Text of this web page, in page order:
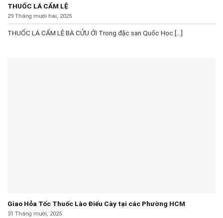
THUỐC LÁ CẨM LỆ
29 Tháng mười hai, 2025
THUỐC LÁ CẨM LỆ BÀ CỬU ỚI Trong đặc san Quốc Học [...]
Giao Hỏa Tốc Thuốc Lào Điếu Cày tại các Phường HCM
31 Tháng mười, 2025